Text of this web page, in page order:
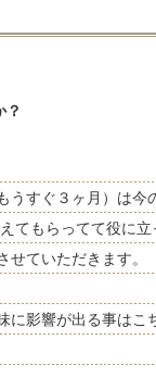
？
すぐ３ヶ月）は今
てもらってて役に
ていただきます。
に影響が出る事は